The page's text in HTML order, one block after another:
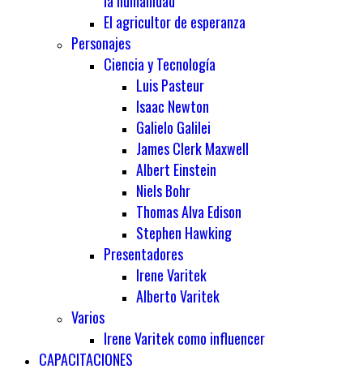
El agricultor de esperanza
Personajes
Ciencia y Tecnología
Luis Pasteur
Isaac Newton
Galielo Galilei
James Clerk Maxwell
Albert Einstein
Niels Bohr
Thomas Alva Edison
Stephen Hawking
Presentadores
Irene Varitek
Alberto Varitek
Varios
Irene Varitek como influencer
CAPACITACIONES